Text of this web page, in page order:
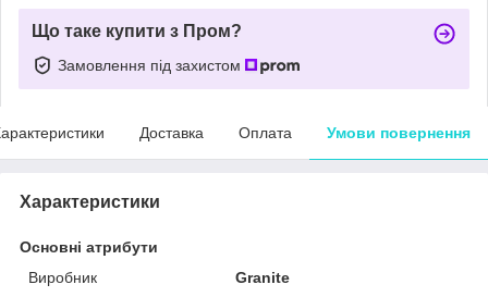
Що таке купити з Пром?
Замовлення під захистом
Доставка Оплата Умови повернення
Характеристики
Основні атрибути
Виробник
Granite